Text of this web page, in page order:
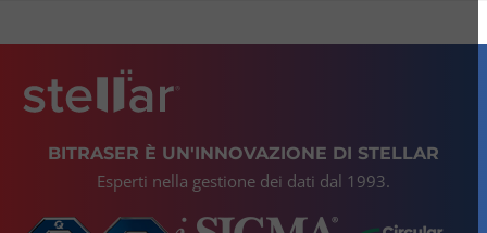
BITRASER È UN'INNOVAZIONE DI STELLAR
Esperti nella gestione dei dati dal 1993.